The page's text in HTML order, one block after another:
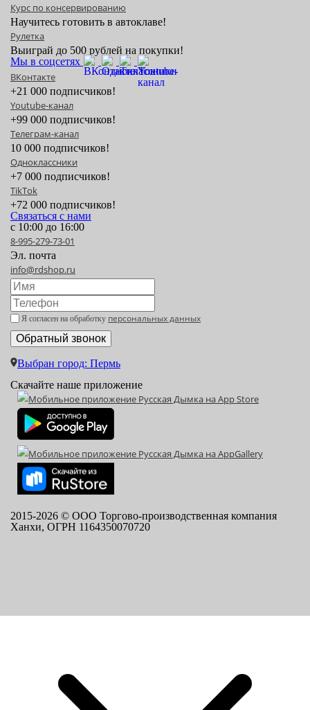
Курс по консервированию
Научитесь готовить в автоклаве!
Рулетка
Выиграй до 500 рублей на покупки!
Мы в соцсетях
ВКонтакте
+21 000 подписчиков!
Youtube-канал
+99 000 подписчиков!
Телеграм-канал
10 000 подписчиков!
Одноклассники
+7 000 подписчиков!
TikTok
+72 000 подписчиков!
Связаться с нами
с 10:00 до 16:00
8-995-279-73-01
Эл. почта
info@rdshop.ru
Я согласен на обработку персональных данных
Выбран город: Пермь
Скачайте наше приложение
2015-2026 © ООО Торгово-производственная компания
Ханхи, ОГРН 1164350070720